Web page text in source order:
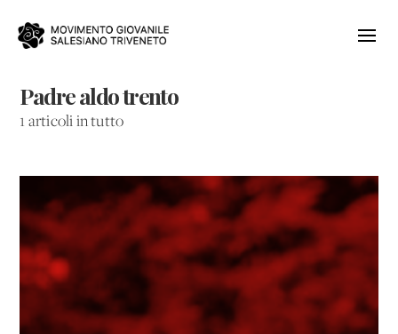
Padre aldo trento
1 articoli in tutto